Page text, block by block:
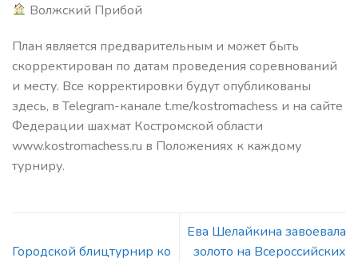
Волжский Прибой
План является предварительным и может быть
скорректирован по датам проведения соревнований
и месту. Все корректировки будут опубликованы
здесь, в Telegram-канале t.me/kostromachess и на сайте
Федерации шахмат Костромской области
www.kostromachess.ru в Положениях к каждому
турниру.
Городской блицтурнир ко
Ева Шелайкина завоевала
золото на Всероссийских